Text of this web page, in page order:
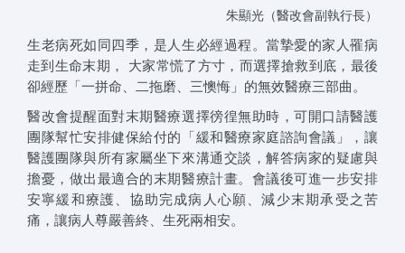
朱顯光（醫改會副執行長）
生老病死如同四季，是人生必經過程。當摯愛的家人罹病
走到生命末期， 大家常慌了方寸，而選擇搶救到底，最後
卻經歷「一拼命、二拖磨、三懊悔」的無效醫療三部曲。
醫改會提醒面對末期醫療選擇徬徨無助時，可開口請醫護
團隊幫忙安排健保給付的「緩和醫療家庭諮詢會議」，讓
醫護團隊與所有家屬坐下來溝通交談，解答病家的疑慮與
擔憂，做出最適合的末期醫療計畫。會議後可進一步安排
安寧緩和療護、協助完成病人心願、減少末期承受之苦
痛，讓病人尊嚴善終、生死兩相安。